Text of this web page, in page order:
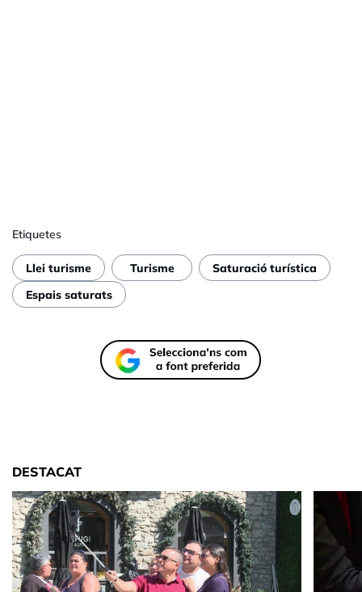
Etiquetes
Llei turisme Turisme
Saturació turística
Espais saturats
DESTACAT